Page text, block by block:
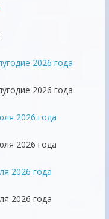
2026 года
2026 года
2026 года
2026 года
2026 года
2026 года